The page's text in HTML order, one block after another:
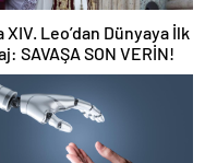
XIV. Leo’dan Dünyaya İlk
SAVAŞA SON VERİN!